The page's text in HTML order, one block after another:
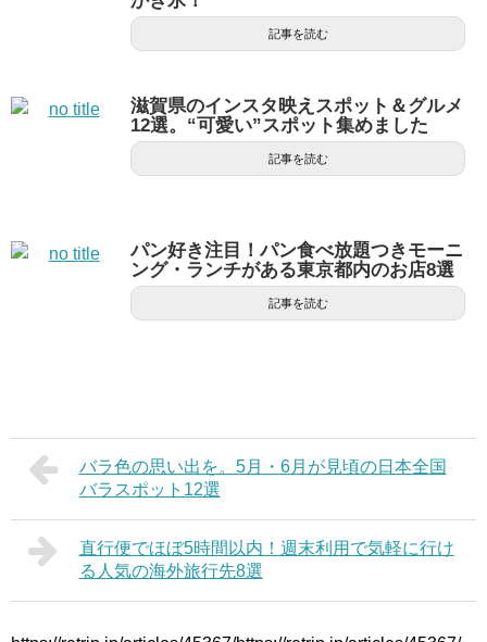
記事を読む
滋賀県のインスタ映えスポット＆グルメ
12選。“可愛い”スポット集めました
記事を読む
パン好き注目！パン食べ放題つきモーニ
ング・ランチがある東京都内のお店8選
記事を読む
バラ色の思い出を。5月・6月が見頃の日本全国
バラスポット12選
直行便でほぼ5時間以内！週末利用で気軽に行け
る人気の海外旅行先8選